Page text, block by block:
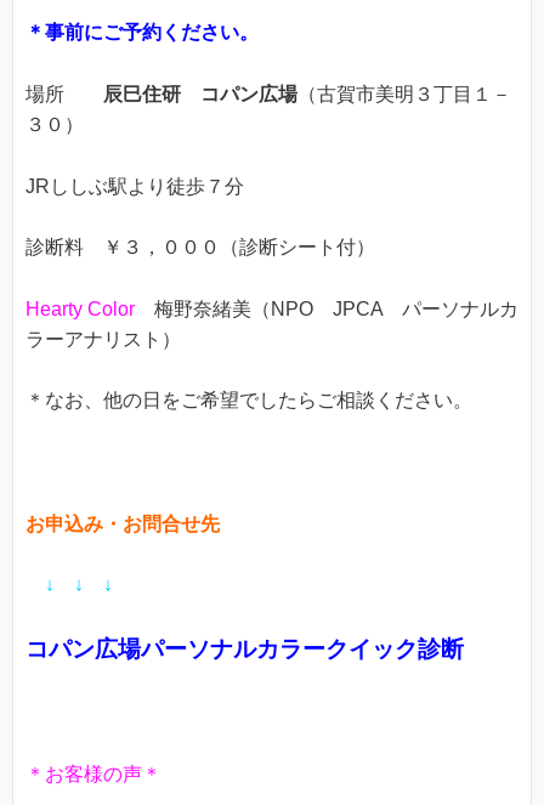
＊事前にご予約ください。
場所 辰巳住研 コパン広場（古賀市美明３丁目１－
３０）
JRししぶ駅より徒歩７分
診断料 ￥３，０００（診断シート付）
Hearty Color 梅野奈緒美（NPO JPCA パーソナルカ
ラーアナリスト）
＊なお、他の日をご希望でしたらご相談ください。
お申込み・お問合せ先
↓ ↓ ↓
コパン広場パーソナルカラークイック診断
＊お客様の声＊